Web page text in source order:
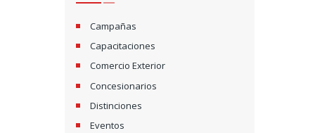
Campañas
Capacitaciones
Comercio Exterior
Concesionarios
Distinciones
Eventos